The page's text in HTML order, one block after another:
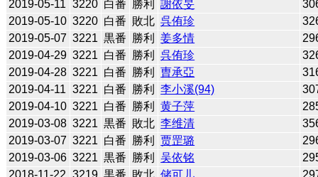
2019-05-11 3220 白番 勝利 謝依旻
2019-05-10 3220 白番 敗北 呉侑珍
2019-05-07 3221 黒番 勝利 姜多情
2019-04-29 3221 白番 勝利 呉侑珍
2019-04-28 3221 白番 勝利 曺承亞
2019-04-11 3221 白番 勝利 李小溪(94)
2019-04-10 3221 白番 勝利 黄子萍
2019-03-08 3221 黒番 敗北 李维清
2019-03-07 3221 白番 勝利 贾罡璐
2019-03-06 3221 黒番 勝利 吴依铭
2018-11-22 3219 黒番 敗北 储可儿